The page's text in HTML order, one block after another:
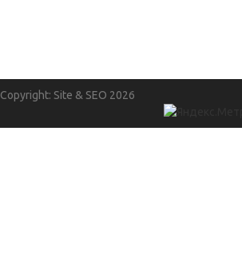
Copyright: Site & SEO 2026